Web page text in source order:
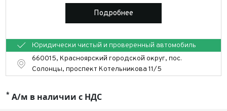
Подробнее
Юридически чистый и проверенный автомобиль
660015, Красноярский городской округ, пос.
Солонцы, проспект Котельникова 11/5
* А/м в наличии с НДС